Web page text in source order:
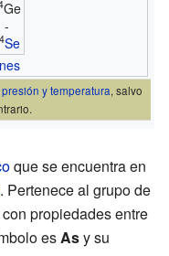
Ge
-
Se
y temperatura, salvo
que se encuentra en
. Pertenece al grupo de
propiedades entre
esAsy su